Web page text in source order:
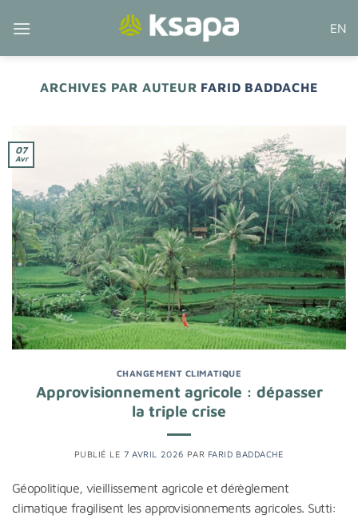
EN
ARCHIVES PAR AUTEUR FARID BADDACHE
07
Avr
CHANGEMENT CLIMATIQUE
Approvisionnement agricole : dépasser
la triple crise
PUBLIÉ LE 7 AVRIL 2026 PAR FARID BADDACHE
Géopolitique, vieillissement agricole et dérèglement
climatique fragilisent les approvisionnements agricoles. Sutti: